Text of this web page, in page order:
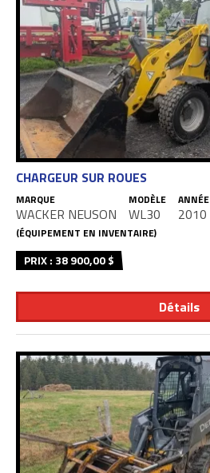
Détails
CHARGEUR SUR ROUES
MARQUE
WACKER NEUSON
MODÈLE
WL30
ANNÉE
2010
(ÉQUIPEMENT EN INVENTAIRE)
PRIX : 38 900,00 $